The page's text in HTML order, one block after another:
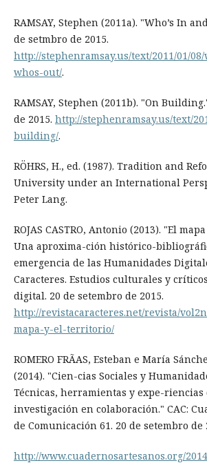
RAMSAY, Stephen (2011a). "Who’s In
de setmbro de 2015.
http://stephenramsay.us/text/2011/01/
whos-out/.
RAMSAY, Stephen (2011b). "On
de 2015. http://stephenramsay.us/text/
building/.
RÖHRS, H., ed. (1987). Tradition and
University under an International
Peter Lang.
ROJAS CASTRO, Antonio (2013). "El
Una aproxima-ción histórico-
emergencia de las Humanidades
Caracteres. Estudios culturales y
digital. 20 de setembro de 2015.
http://revistacaracteres.net/revista/
mapa-y-el-territorio/
ROMERO FRÃAS, Esteban e María
(2014). "Cien-cias Sociales y
Técnicas, herramientas y expe-riencias
investigación en colaboración." CAC:
de Comunicación 61. 20 de setembro de
http://www.cuadernosartesanos.org/